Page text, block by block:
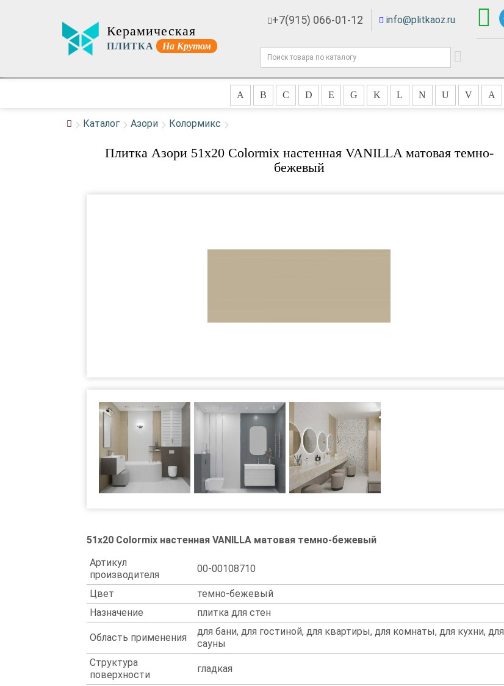
Керамическая
ПЛИТКА На Крутом
+7(915) 066-01-12 info@plitkaoz.ru
A B C D E G K L N U V А
Каталог Азори Колормикс
Плитка Азори 51x20 Colormix настенная VANILLA матовая темно-
бежевый
51x20 Colormix настенная VANILLA матовая темно-бежевый
Артикул
производителя
00-00108710
Цвет
темно-бежевый
Назначение
плитка для стен
Область применения
для бани, для гостиной, для квартиры, для комнаты, для кухни, для
сауны
Структура
поверхности
гладкая